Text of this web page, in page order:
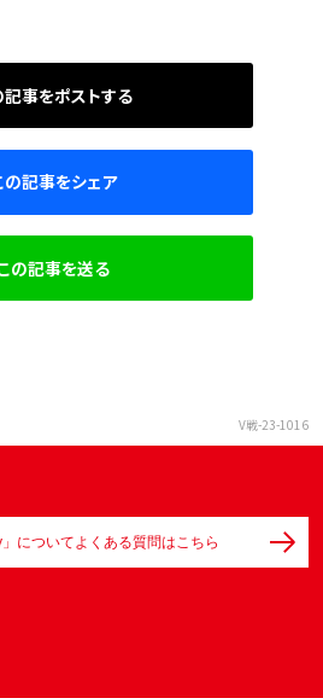
記事をポストする
の記事をシェア
の記事を送る
V戦-23-1016
についてよくある質問はこちら